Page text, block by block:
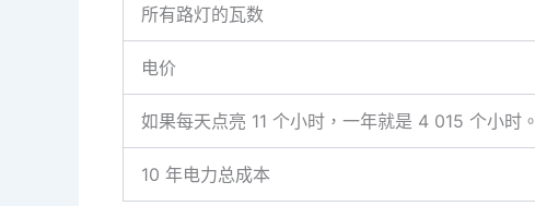
所有路灯的瓦数
电价
如果每天点亮 11 个小时，一年就是 4 015 个小时。
10 年电力总成本